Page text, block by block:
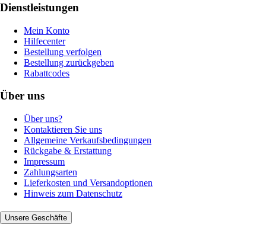
Dienstleistungen
Mein Konto
Hilfecenter
Bestellung verfolgen
Bestellung zurückgeben
Rabattcodes
Über uns
Über uns?
Kontaktieren Sie uns
Allgemeine Verkaufsbedingungen
Rückgabe & Erstattung
Impressum
Zahlungsarten
Lieferkosten und Versandoptionen
Hinweis zum Datenschutz
Unsere Geschäfte